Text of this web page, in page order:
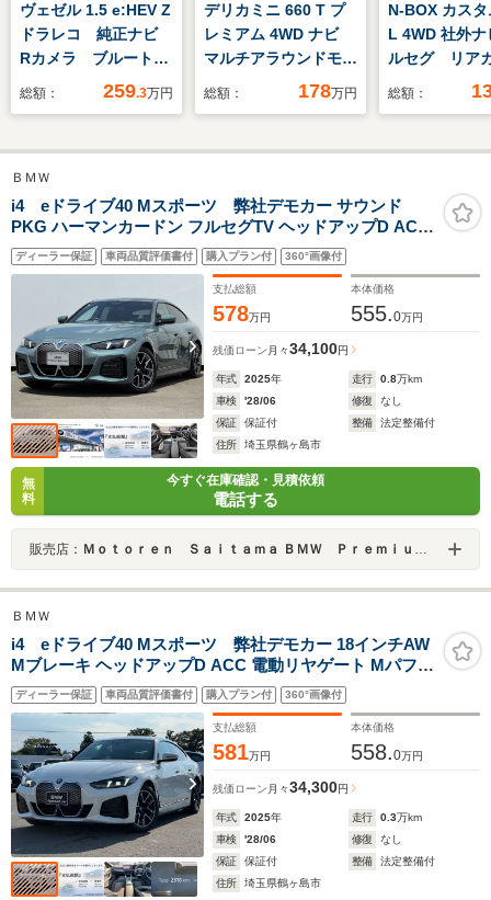
ヴェゼル 1.5 e:HEV Z
ドラレコ 純正ナビ
Rカメラ ブルートゥ
総額： 259.3万円
デリカミニ 660 T プ
レミアム 4WD ナビ
マルチアラウンドモニ
ター 両側電動スライ
ーダー ETC ベンチシ
シスト
総額： 178万円
N-BOX カス
L 4WD 社外
ルセグ リア
純正前後ド
総額：
ＢＭＷ
i4 eドライブ40 Mスポーツ 弊社デモカー サウンド
PKG ハーマンカードン フルセグTV ヘッドアップD ACC
18インチAW タッチパネルナビ アップルカープレイ 全周
囲カメラ 電動シート シートヒーター 電動リヤゲート 充
ディーラー保証 車両品質評価書付 購入プラン付 360°画像付
支払総額
578万円
本体価格
555.0万円
残価ローン 月々34,100円
年式 2025年 走行 0.8万km
車検
'28/06 修復
なし
保証
保証付 整備
法定整備付
住所
埼玉県鶴ヶ島市
無
料
今すぐ在庫確認・見積依頼
電話する
販売店： Ｍｏｔｏｒｅｎ Ｓａｉｔａｍａ ＢＭＷ Ｐｒｅｍｉｕｍ Ｓｅｌｅｃｔｉｏｎ 鶴ヶ島
ＢＭＷ
i4 eドライブ40 Mスポーツ 弊社デモカー 18インチAW
Mブレーキ ヘッドアップD ACC 電動リヤゲート Mパフォ
ームテックス電動シート シートヒーター カーブドディス
プレイ タッチパネルナビ 全周囲カメラ アップルカープレ
イ ETC2.0 禁煙車
ディーラー保証 車両品質評価書付 購入プラン付 360°画像付
支払総額
581万円
本体価格
558.0万円
残価ローン 月々34,300円
年式 2025年 走行 0.3万km
車検
'28/06 修復
なし
保証
保証付 整備
法定整備付
住所
埼玉県鶴ヶ島市